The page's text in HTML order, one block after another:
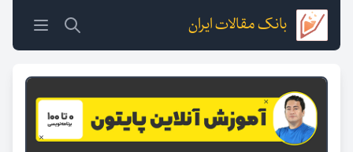
بانک مقالات ایران